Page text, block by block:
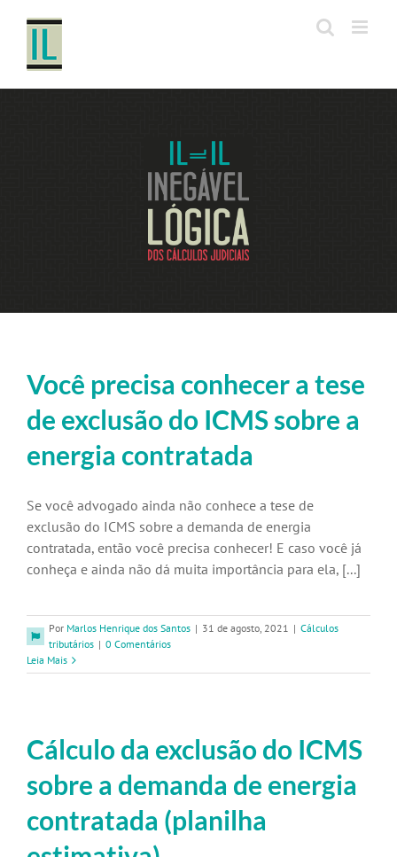
conteúdo
Você precisa conhecer a tese
de exclusão do ICMS sobre a
energia contratada
Se você advogado ainda não conhece a tese de
exclusão do ICMS sobre a demanda de energia
contratada, então você precisa conhecer! E caso você já
conheça e ainda não dá muita importância para ela, [...]
Por Marlos Henrique dos Santos | 31 de agosto, 2021 | Cálculos
tributários | 0 Comentários
Leia Mais
Cálculo da exclusão do ICMS
sobre a demanda de energia
contratada (planilha